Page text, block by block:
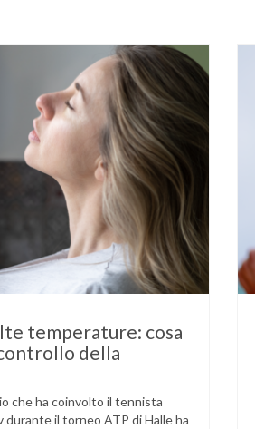
temperature: cosa
della
che ha coinvolto il tennista
durante il torneo ATP di Halle ha